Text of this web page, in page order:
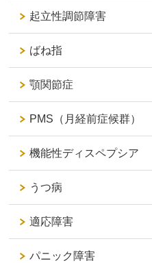
起立性調節障害
ばね指
顎関節症
PMS（月経前症候群）
機能性ディスペプシア
うつ病
適応障害
パニック障害